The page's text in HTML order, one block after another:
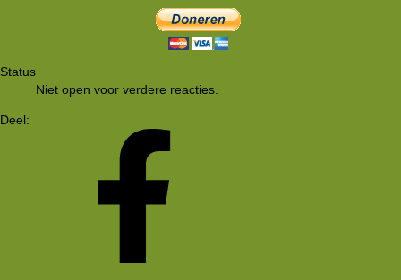
Status
Niet open voor verdere reacties.
Deel: